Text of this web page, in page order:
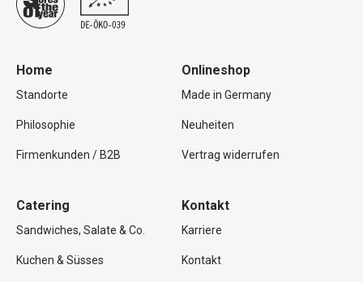
Home
Standorte
Philosophie
Firmenkunden / B2B
Onlineshop
Made in Germany
Neuheiten
Vertrag widerrufen
Catering
Sandwiches, Salate & Co.
Kuchen & Süsses
Kontakt
Karriere
Kontakt